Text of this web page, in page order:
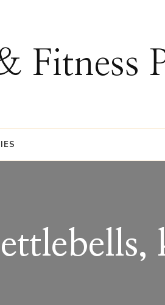
Fitness